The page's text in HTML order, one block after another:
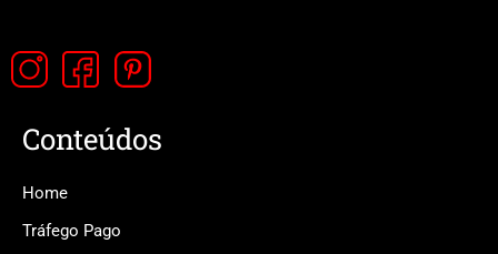
Conteúdos
Home
Tráfego Pago